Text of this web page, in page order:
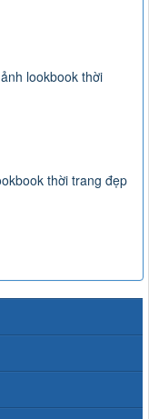
lookbook thời
thời trang đẹp